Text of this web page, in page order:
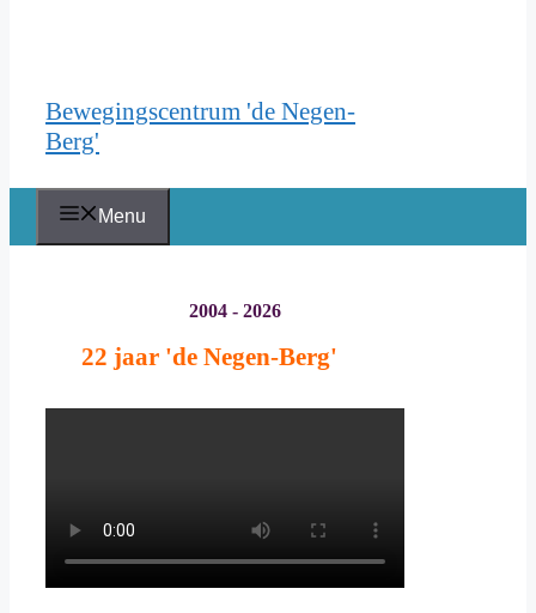
Bewegingscentrum 'de Negen-
Berg'
Menu
2004 - 2026
22 jaar 'de Negen-Berg'